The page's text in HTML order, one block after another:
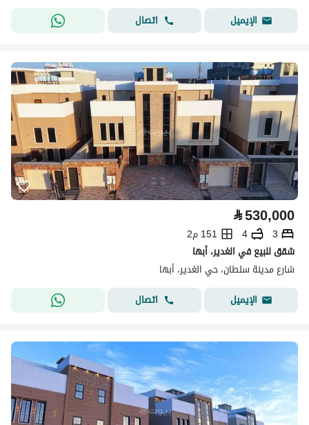
الإيميل
اتصال
⃁530,000
3
4
151 م2
شقق للبيع في الغدير، أبها
شارع مدينة سلطان، حي الغدير، أبها
الإيميل
اتصال